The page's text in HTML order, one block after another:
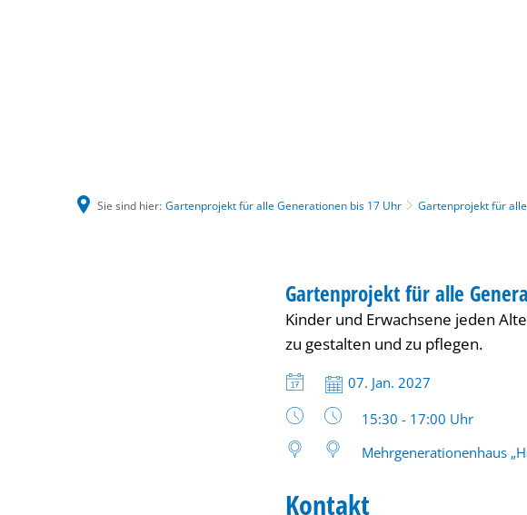
Sie sind hier: Gartenprojekt für alle Generationen bis 17 Uhr Gartenprojekt für
KATEGORIE: HAUS INTERNATIONAL
Gartenprojekt für alle
Kinder und Erwachsene jeden
zu gestalten und zu pflegen.
Datum:
07. Jan. 2027
Uhrzeit:
15:30 - 17:00 Uhr
Mehrgenerationenhaus
Kontakt